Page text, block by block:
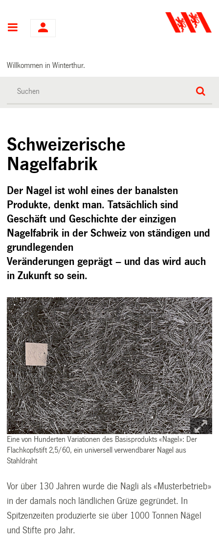
Hauptnavigation
Willkommen in Winterthur.
Schweizerische
Nagelfabrik
Der Nagel ist wohl eines der banalsten
Produkte, denkt man. Tatsächlich sind
Geschäft und Geschichte der einzigen
Nagelfabrik in der Schweiz von ständigen und
grundlegenden
Veränderungen geprägt – und das wird auch
in Zukunft so sein.
Eine von Hunderten Variationen des Basisprodukts «Nagel»: Der
Flachkopfstift 2,5/60, ein universell verwendbarer Nagel aus
Stahldraht
Vor über 130 Jahren wurde die Nagli als «Musterbetrieb»
in der damals noch ländlichen Grüze gegründet. In
Spitzenzeiten produzierte sie über 1000 Tonnen Nägel
und Stifte pro Jahr.